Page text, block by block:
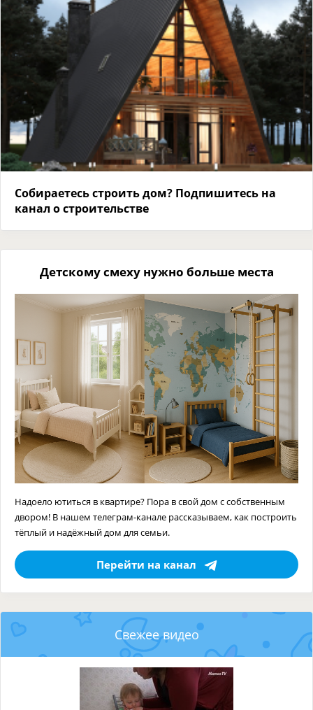
Собираетесь строить дом? Подпишитесь на
канал о строительстве
Детскому смеху нужно больше места
Надоело ютиться в квартире? Пора в свой дом с собственным
двором! В нашем телеграм-канале рассказываем, как построить
тёплый и надёжный дом для семьи.
Перейти на канал
Свежее видео